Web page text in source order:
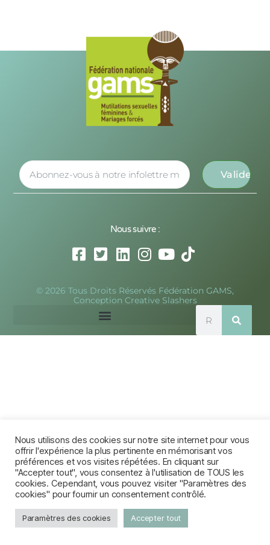
Nous suivre :
© 2026 Tous Droits Réservés Fédération GAMS,
Conception Creative Slashers
Nous utilisons des cookies sur notre site internet pour vous
offrir l'expérience la plus pertinente en mémorisant vos
préférences et vos visites répétées. En cliquant sur
"Accepter tout", vous consentez à l'utilisation de TOUS les
cookies. Cependant, vous pouvez visiter "Paramètres des
cookies" pour fournir un consentement contrôlé.
Paramètres des cookies Accepter tout